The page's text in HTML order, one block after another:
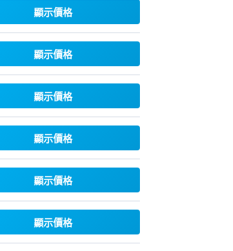
顯示價格
顯示價格
顯示價格
顯示價格
顯示價格
顯示價格